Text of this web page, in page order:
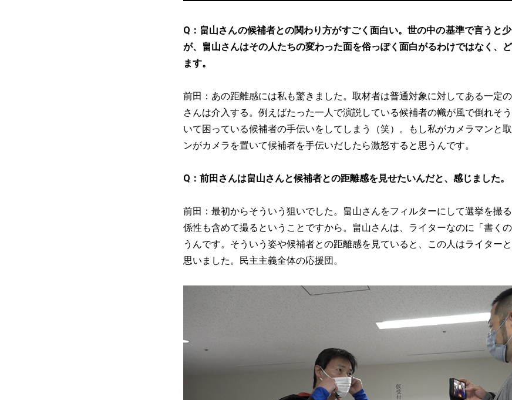
Q：畠山さんの候補者との関わり方がすごく面白い。世の中の基準で言うと
が、畠山さんはその人たちの変わった面を俗っぽく面白がるわけではなく、
ます。
前田：あの距離感には私も驚きました。取材者は普通対象に対してある一定
さんは介入する。例えばたった一人で演説している候補者の幟が風で倒れそ
いて困っている候補者の手伝いをしてしまう（笑）。もし私がカメラマンと
ンがカメラを置いて候補者を手伝いだしたら激怒すると思うんです。
Q：前田さんは畠山さんと候補者との距離感を見せたいんだと、感じました。
前田：最初からそういう狙いでした。畠山さんをフィルターにして選挙を撮
係性も含めて撮るということですから。畠山さんは、ライターなのに「書く
うんです。そういう姿や候補者との距離感を見ていると、この人はライター
思いました。民主主義全体の応援団。